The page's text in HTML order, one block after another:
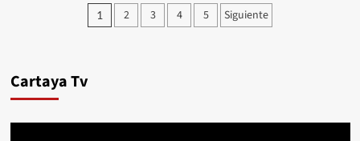
1 2 3 4 5 Siguiente
Cartaya Tv